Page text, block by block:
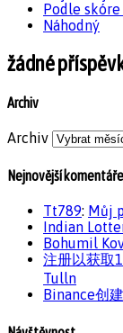
Podle
Náhodný
žádné
Archiv
Archiv
Nejnovější komentáře
Tt789: Můj
Indian
Bohumil
注册以获取
Tulln
Binance创